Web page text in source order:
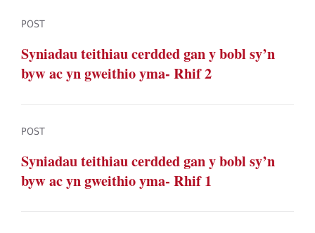
POST
Syniadau teithiau cerdded gan y bobl sy’n
byw ac yn gweithio yma- Rhif 2
POST
Syniadau teithiau cerdded gan y bobl sy’n
byw ac yn gweithio yma- Rhif 1